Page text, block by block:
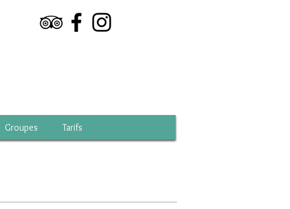
Groupes Tarifs